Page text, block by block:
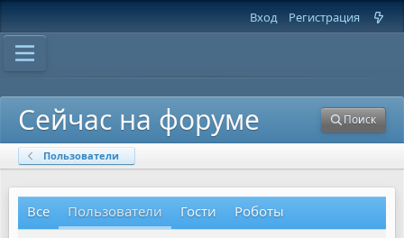
Вход Регистрация
Сейчас на форуме Поиск
Пользователи
Все Пользователи Гости
Роботы